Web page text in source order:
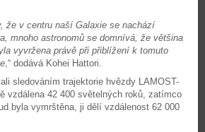
že v centru naší Galaxie se nachází
mnoho astronomů se domnívá, že většina
vyvržena právě při přiblížení k tomuto
,“ dodává Kohei Hattori.
sledováním trajektorie hvězdy LAMOST-
vzdálena 42 400 světelných roků, zatímco
byla vymrštěna, ji dělí vzdálenost 62 000